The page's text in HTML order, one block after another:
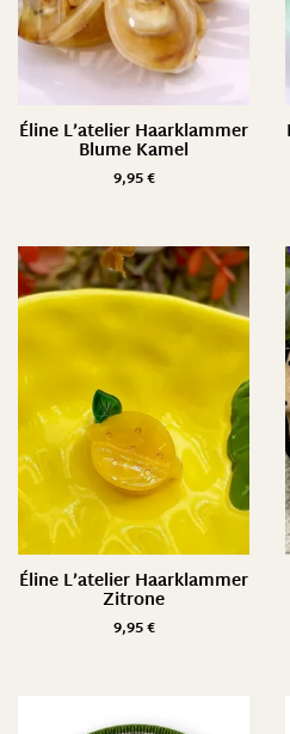
Éline L’atelier Haarklammer
Blume Kamel
9,95€
Éline L’atelier Haarklammer
Zitrone
9,95€